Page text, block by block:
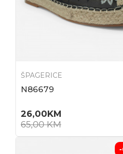
ŠPAGERICE
N86679
26,00KM
65,00KM